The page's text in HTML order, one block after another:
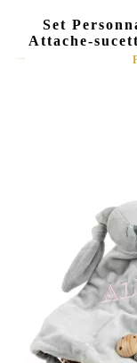
Set
Attache-